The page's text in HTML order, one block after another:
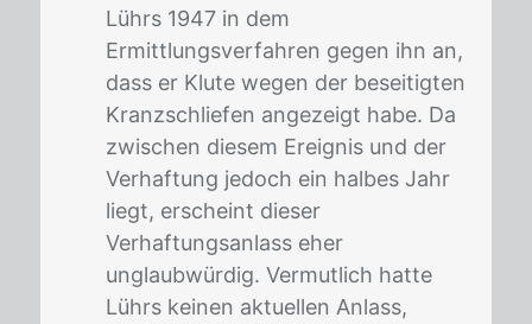
Lührs 1947 in dem
Ermittlungsverfahren gegen ihn an,
dass er Klute wegen der beseitigten
Kranzschliefen angezeigt habe. Da
zwischen diesem Ereignis und der
Verhaftung jedoch ein halbes Jahr
liegt, erscheint dieser
Verhaftungsanlass eher
unglaubwürdig. Vermutlich hatte
Lührs keinen aktuellen Anlass,